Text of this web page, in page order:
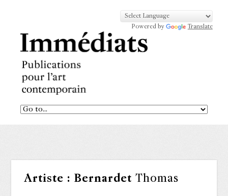
Powered by Translate
Artiste : Bernardet Thomas